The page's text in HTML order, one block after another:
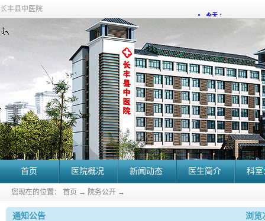
长丰县中医院
首页 医院概况 新闻动态 医生简介 科
您现在的位置： 首页 → 院务公开 →
通知公告 浏览